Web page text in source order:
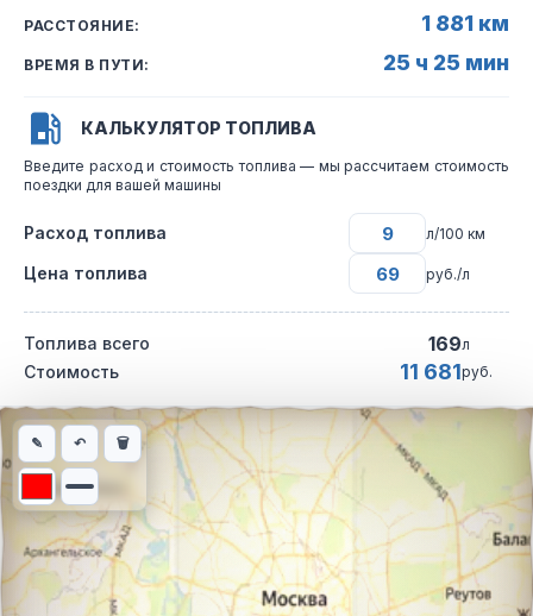
РАССТОЯНИЕ: 1 881 км
ВРЕМЯ В ПУТИ: 25 ч 25 мин
КАЛЬКУЛЯТОР ТОПЛИВА
Введите расход и стоимость топлива — мы рассчитаем стоимость
поездки для вашей машины
Расход топлива л/100 км
Цена топлива руб./л
Топлива всего 169л
Стоимость 11 681руб.
Интерактивная карта автомобильного маршрута из города
✎ ↶ 🗑